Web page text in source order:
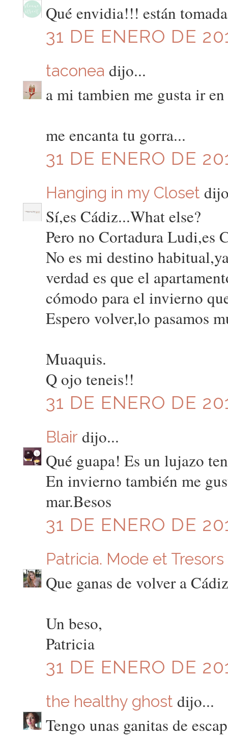
Qué envidia!!! están
31 DE ENERO DE
taconea dijo...
a mi tambien me gusta ir
me encanta tu gorra...
31 DE ENERO DE
Hanging in my Closet
Sí,es Cádiz...What else?
Pero no Cortadura Ludi,es
No es mi destino
verdad es que el
cómodo para el invierno
Espero volver,lo pasamos
Muaquis.
Q ojo teneis!!
31 DE ENERO DE
Blair dijo...
Qué guapa! Es un lujazo
En invierno también me
mar.Besos
31 DE ENERO DE
Patricia. Mode et Tresors
Que ganas de volver a
Un beso,
Patricia
31 DE ENERO DE
the healthy ghost dijo...
Tengo unas ganitas de